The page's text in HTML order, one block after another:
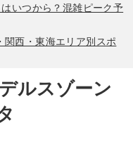
いつから？混雑ピーク予
関西・東海エリア別スポ
ルスゾーン